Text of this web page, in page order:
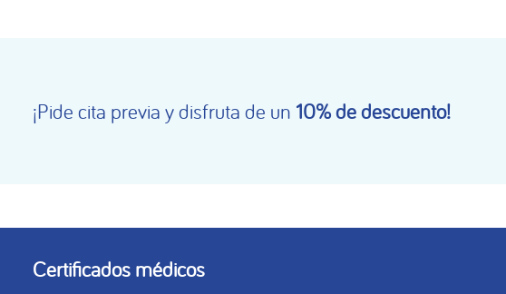
¡Pide cita previa y disfruta de un 10% de descuento!
Certificados médicos